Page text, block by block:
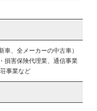
、全メーカーの中古車）
損害保険代理業、通信事業
事業など